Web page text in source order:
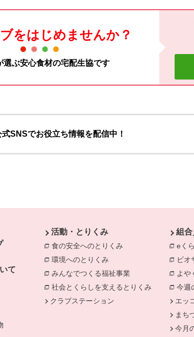
をはじめませんか？
選ぶ安心食材の宅配生協です
SNSでお役立ち情報を配信中！
て
のウィンドウで開きます。
活動・とりくみ
食の安全へのとりくみ 別のウィンドウで開き
環境へのとりくみ 別のウィンドウで開きま
みんなでつくる福祉事業 別のウィンドウで
社会とくらしを支えるとりくみ 別のウィン
クラブステーション
組
eく
ビオ
よや
今週
エッ
まち
今月